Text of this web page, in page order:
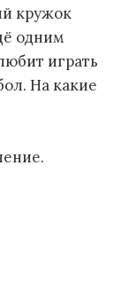
кружок
одним
играть
На какие